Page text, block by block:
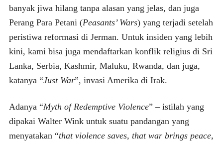
banyak jiwa hilang tanpa alasan yang jelas, dan juga
Perang Para Petani (Peasants’ Wars) yang terjadi setelah
peristiwa reformasi di Jerman. Untuk insiden yang lebih
kini, kami bisa juga mendaftarkan konflik religius di Sri
Lanka, Serbia, Kashmir, Maluku, Rwanda, dan juga,
katanya “Just War”, invasi Amerika di Irak.
Adanya “Myth of Redemptive Violence” – istilah yang
dipakai Walter Wink untuk suatu pandangan yang
menyatakan “that violence saves, that war brings peace,